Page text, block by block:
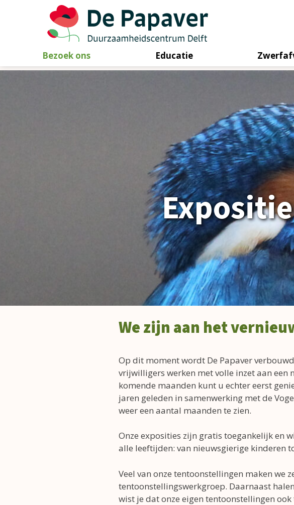
Bezoek ons Educatie
Expositie
We zijn aan het
Op dit moment wordt De Papaver
vrijwilligers werken met volle inzet aan
komende maanden kunt u echter eerst
jaren geleden in samenwerking met de
weer een aantal maanden te zien.
Onze exposities zijn gratis toegankelijk en
alle leeftijden: van nieuwsgierige kinderen
Veel van onze tentoonstellingen maken we
tentoonstellingswerkgroep. Daarnaast
wist je dat onze eigen tentoonstellingen ook